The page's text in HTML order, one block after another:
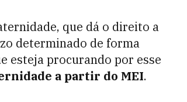
que dá o direito a
determinado de forma
esteja procurando por esse
a partir do MEI.